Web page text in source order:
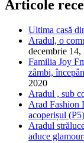
Articole
Ultima casă
Aradul, o
decembrie 14,
Familia Joy
zâmbi,
2020
Aradul , sub
Arad Fashion
acoperișul
Aradul
aduce